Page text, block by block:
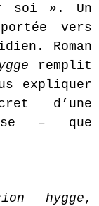
soi ». Un
vers
Roman
remplit
expliquer
d’une
– que
hygge ,